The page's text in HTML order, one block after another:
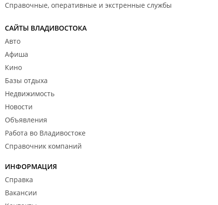
Справочные, оперативные и экстренные службы
САЙТЫ ВЛАДИВОСТОКА
Авто
Афиша
Кино
Базы отдыха
Недвижимость
Новости
Объявления
Работа во Владивостоке
Справочник компаний
ИНФОРМАЦИЯ
Справка
Вакансии